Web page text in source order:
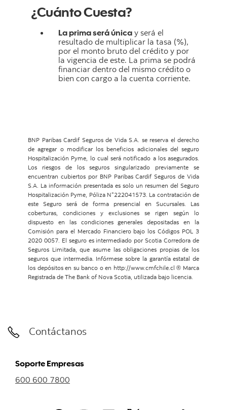
¿Cuánto Cuesta?
La prima será única y será el
resultado de multiplicar la tasa (%),
por el monto bruto del crédito y por
la vigencia de este. La prima se podrá
financiar dentro del mismo crédito o
bien con cargo a la cuenta corriente.
BNP Paribas Cardif Seguros de Vida S.A. se reserva el derecho
de agregar o modificar los beneficios adicionales del seguro
Hospitalización Pyme, lo cual será notificado a los asegurados.
Los riesgos de los seguros singularizado previamente se
encuentran cubiertos por BNP Paribas Cardif Seguros de Vida
S.A. La información presentada es solo un resumen del Seguro
Hospitalización Pyme, Póliza N°222041573. La contratación de
este Seguro será de forma presencial en Sucursales. Las
coberturas, condiciones y exclusiones se rigen según lo
dispuesto en las condiciones generales depositadas en la
Comisión para el Mercado Financiero bajo los Códigos POL 3
2020 0057. El seguro es intermediado por Scotia Corredora de
Seguros Limitada, que asume las obligaciones propias de los
seguros que intermedia. Infórmese sobre la garantía estatal de
los depósitos en su banco o en http://www.cmfchile.cl ® Marca
Registrada de The Bank of Nova Scotia, utilizada bajo licencia.
Contáctanos
Soporte Empresas
600 600 7800